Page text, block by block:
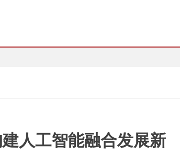
人工智能融合发展新